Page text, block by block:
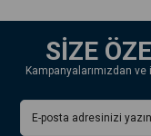
SİZE
Kampanyalarımızdan